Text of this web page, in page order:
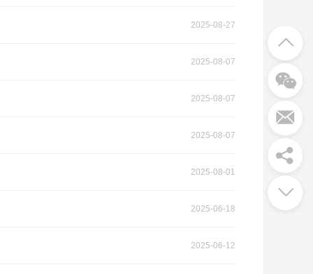
2025-08-27
2025-08-07
2025-08-07
2025-08-07
2025-08-01
2025-06-18
2025-06-12